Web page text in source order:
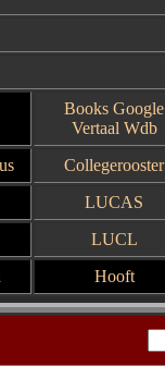
Books Google
Vertaal Wdb
Collegerooster
LUCAS
LUCL
Hooft